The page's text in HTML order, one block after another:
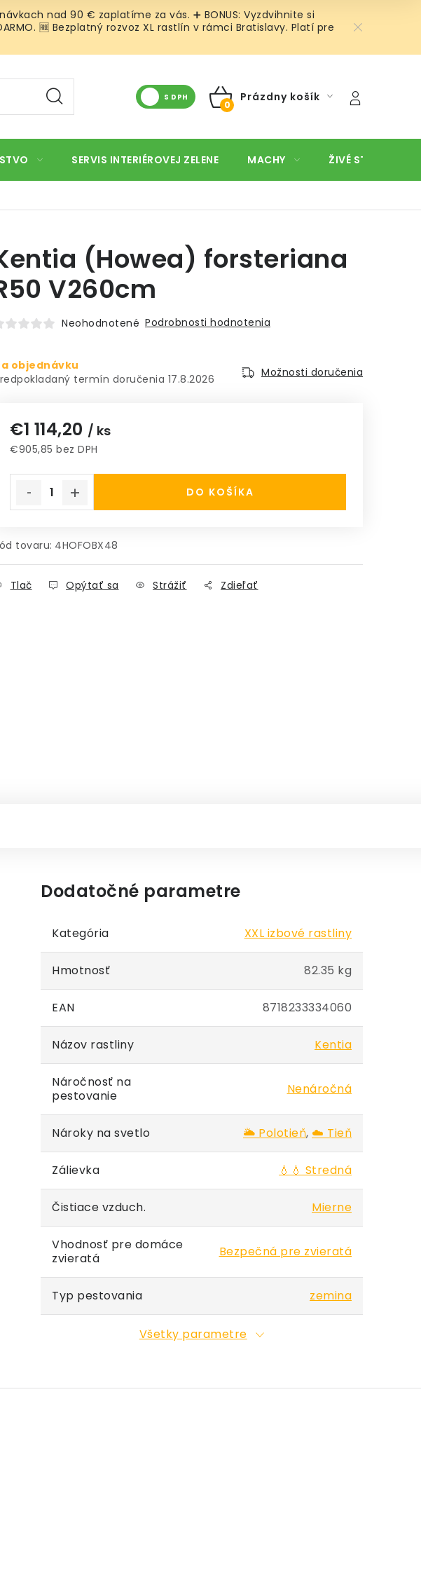
nad 90 € zaplatíme za vás. ➕ BONUS: Vyzdvihnite si
🆓 Bezplatný rozvoz XL rastlín v rámci Bratislavy. Platí pre
S DPH
NÁKUPNÝ
Prázdny košík
SERVIS INTERIÉROVEJ ZELENE MACHY ŽIVÉ STENY
(Howea) forsteriana
V260cm
Neohodnotené Podrobnosti hodnotenia
objednávku
17.8.2026
Možnosti doručenia
€1 114,20 / ks
€905,85 bez DPH
DO KOŠÍKA
tovaru: 4HOFOBX48
Tlač Opýtať sa Strážiť Zdieľať
Dodatočné parametre
Kategória XXL izbové rastliny
Hmotnosť 82.35 kg
EAN 8718233334060
Názov rastliny Kentia
Náročnosť na
pestovanie
Nenáročná
Nároky na svetlo 🌥️ Polotieň, ☁️ Tieň
Zálievka 💧💧 Stredná
Čistiace vzduch. Mierne
Vhodnosť pre domáce
zvieratá
Bezpečná pre zvieratá
Typ pestovania zemina
Všetky parametre